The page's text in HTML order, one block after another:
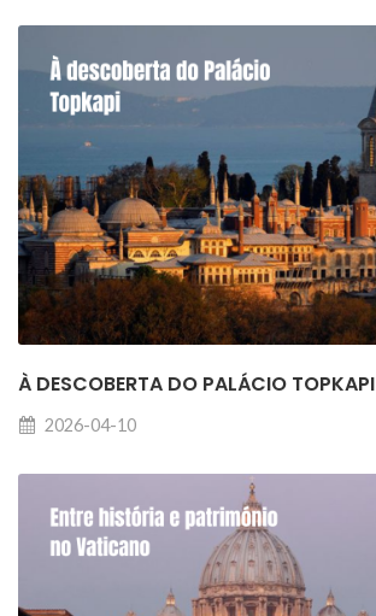
À DESCOBERTA DO PALÁCIO TOPKAPI
2026-04-10